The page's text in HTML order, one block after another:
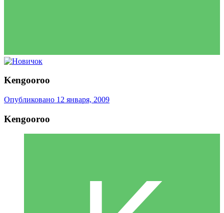
Kengooroo
Опубликовано 12 января, 2009
Kengooroo